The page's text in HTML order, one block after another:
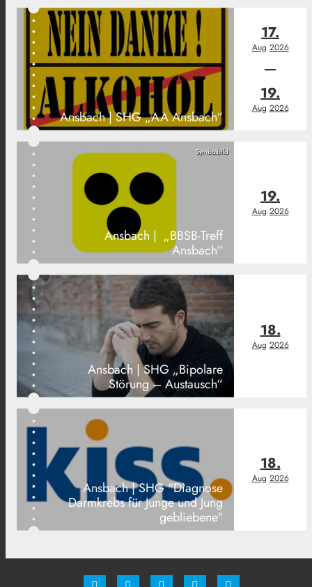
Ansbach | SHG „AA Ansbach“
17.
Aug 2026
19.
Aug 2026
Symbolbild
Ansbach | „BBSB-Treff
Ansbach“
19.
Aug 2026
Ansbach | SHG „Bipolare
Störung – Austausch“
18.
Aug 2026
Ansbach | SHG "Diagnose
Darmkrebs für Junge und Jung
gebliebene"
18.
Aug 2026